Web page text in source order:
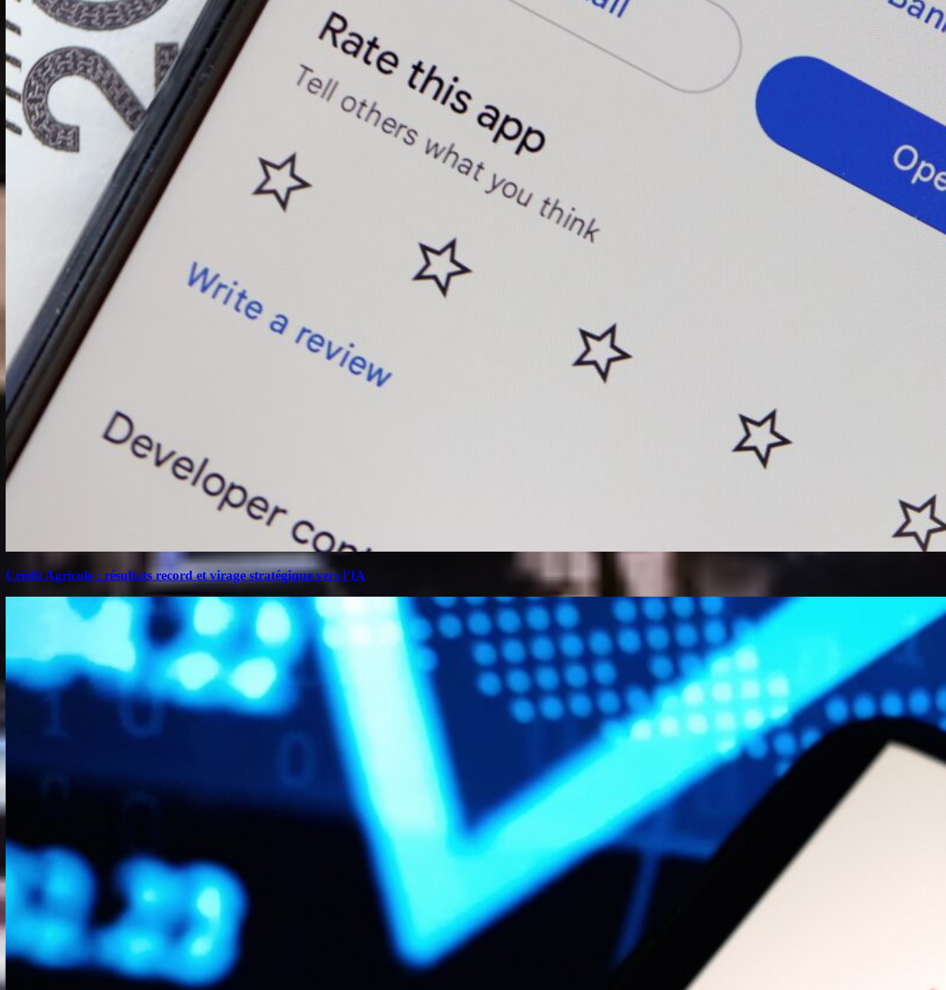
Crédit Agricole : résultats record et virage stratégique vers l’IA